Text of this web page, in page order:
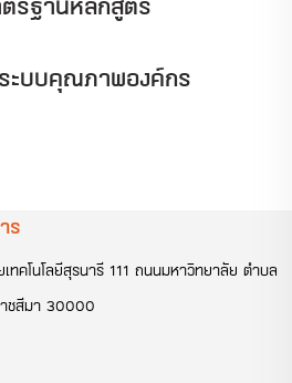
ะบบคุณภาพองค์กร
ร
ทคโนโลยีสุรนารี 111 ถนนมหาวิทยาลัย ตำบล
าชสีมา 30000